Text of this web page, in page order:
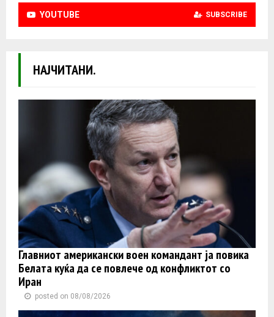
YOUTUBE SUBSCRIBE
НАЈЧИТАНИ.
Главниот американски воен командант ја повика
Белата куќа да се повлече од конфликтот со
Иран
posted on 08/08/2026